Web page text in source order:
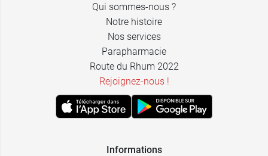
Qui sommes-nous ?
Notre histoire
Nos services
Parapharmacie
Route du Rhum 2022
Rejoignez-nous !
Informations